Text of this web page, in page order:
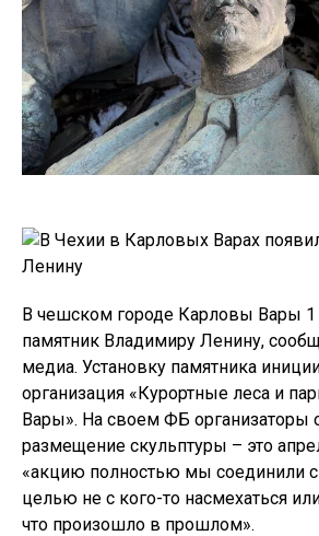
В чешском городе Карловы Вары 1
памятник Владимиру Ленину,
медиа. Установку памятника
организация «Курортные леса и
Вары». На своем ФБ организаторы
размещение скульптуры – это
«акцию полностью мы соединили с
целью не с кого-то насмехаться
что произошло в прошлом».